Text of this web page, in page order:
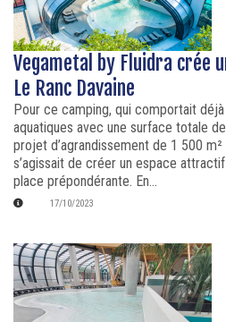
Vegametal by Fluidra crée
Le Ranc Davaine
Pour ce camping, qui comportait
aquatiques avec une surface totale
projet d’agrandissement de 1 500
s’agissait de créer un espace
place prépondérante. En...
17/10/2023